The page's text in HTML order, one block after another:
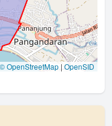
© OpenStreetMap|OpenSID